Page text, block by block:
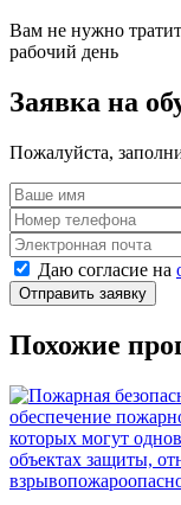
Вам не нужно
рабочий день
Заявка на
Пожалуйста,
Даю согласие на
Отправить заявку
Похожие